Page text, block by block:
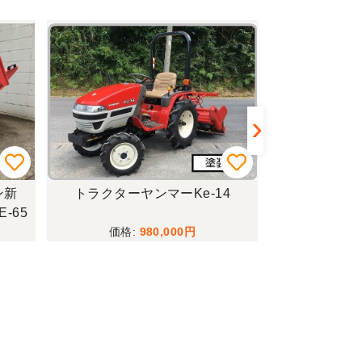
新
65
トラクターヤンマーKe-14
980,000